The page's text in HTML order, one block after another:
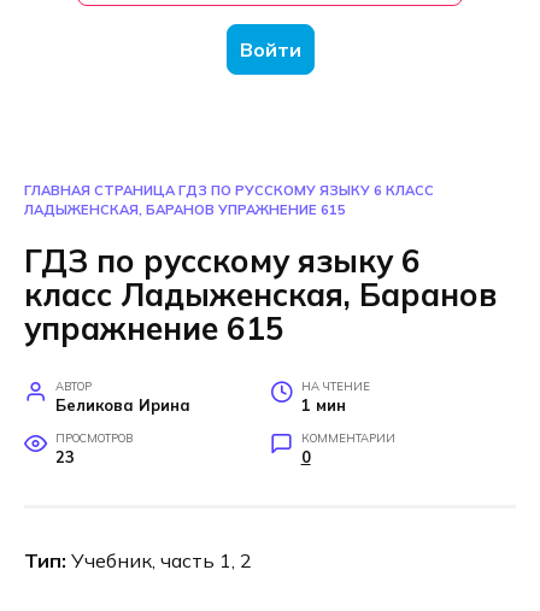
Войти
ГЛАВНАЯ СТРАНИЦА ГДЗ ПО РУССКОМУ ЯЗЫКУ 6 КЛАСС
ЛАДЫЖЕНСКАЯ, БАРАНОВ УПРАЖНЕНИЕ 615
ГДЗ по русскому языку 6
класс Ладыженская, Баранов
упражнение 615
АВТОР
Беликова Ирина
НА ЧТЕНИЕ
1 мин
ПРОСМОТРОВ
23
КОММЕНТАРИИ
0
Тип: Учебник, часть 1, 2